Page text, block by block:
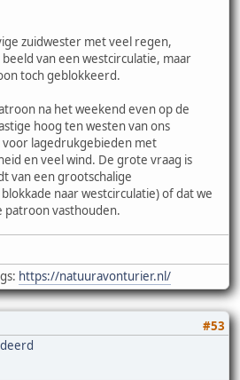
zuidwester met veel regen,
van een westcirculatie, maar
toch geblokkeerd.
na het weekend even op de
hoog ten westen van ons
lagedrukgebieden met
en veel wind. De grote vraag is
van een grootschalige
naar westcirculatie) of dat we
patroon vasthouden.
https://natuuravonturier.nl/
#53